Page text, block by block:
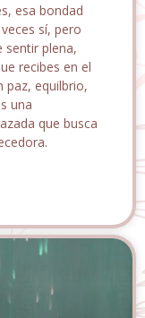
esa bondad
sí, pero
sentir plena,
recibes en el
paz, equilbrio,
una
que busca